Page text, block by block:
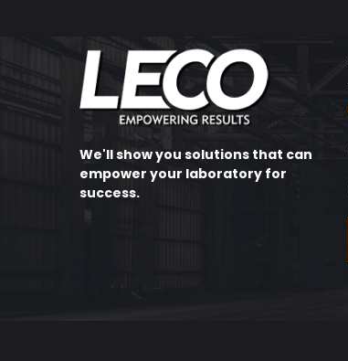
We'll show you solutions that can
empower your laboratory for
success.